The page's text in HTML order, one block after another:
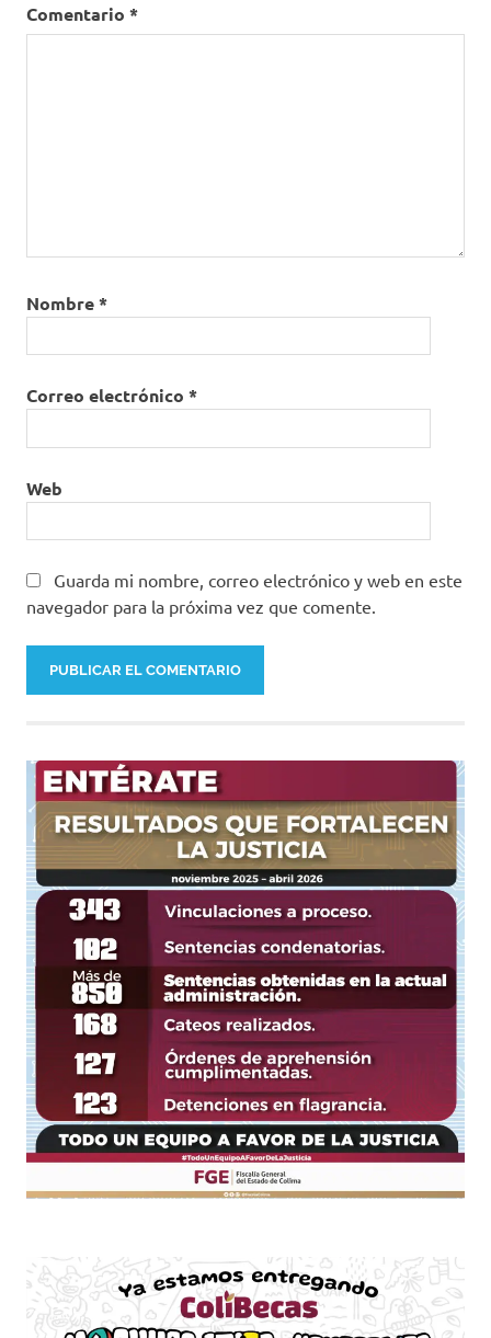
Comentario *
Nombre*
Correo electrónico *
Web
Guarda mi nombre, correo electrónico y web en este
navegador para la próxima vez que comente.